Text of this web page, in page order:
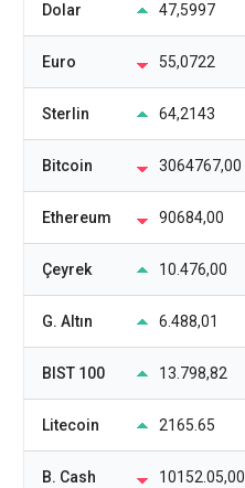
Dolar 47,5997
Euro 55,0722
Sterlin 64,2143
Bitcoin 3064767,00
Ethereum 90684,00
Çeyrek 10.476,00
G. Altın 6.488,01
BIST 100 13.798,82
Litecoin 2165.65
B. Cash 10152.05,00